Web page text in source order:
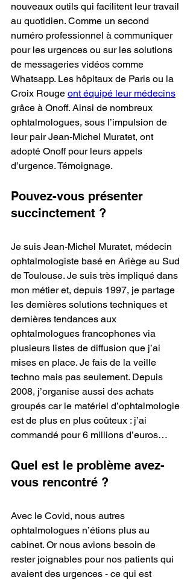
nouveaux outils qui facilitent leur travail
au quotidien. Comme un second
numéro professionnel à communiquer
pour les urgences ou sur les solutions
de messageries vidéos comme
Whatsapp. Les hôpitaux de Paris ou la
Croix Rouge ont équipé leur médecins
grâce à Onoff. Ainsi de nombreux
ophtalmologues, sous l’impulsion de
leur pair Jean-Michel Muratet, ont
adopté Onoff pour leurs appels
d’urgence. Témoignage.
Pouvez-vous présenter
succinctement ?
Je suis Jean-Michel Muratet, médecin
ophtalmologiste basé en Ariège au Sud
de Toulouse. Je suis très impliqué dans
mon métier et, depuis 1997, je partage
les dernières solutions techniques et
dernières tendances aux
ophtalmologues francophones via
plusieurs listes de diffusion que j’ai
mises en place. Je fais de la veille
techno mais pas seulement. Depuis
2008, j’organise aussi des achats
groupés car le matériel d’ophtalmologie
est de plus en plus coûteux : j’ai
commandé pour 6 millions d’euros…
Quel est le problème avez-
vous rencontré ?
Avec le Covid, nous autres
ophtalmologues n’étions plus au
cabinet. Or nous avions besoin de
rester joignables pour nos patients qui
avaient des urgences - ce qui est